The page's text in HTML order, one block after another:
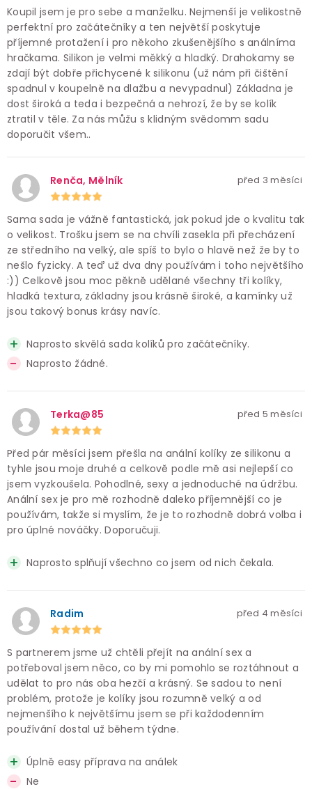
Koupil jsem je pro sebe a manželku. Nejmenší je velikostně
perfektní pro začátečníky a ten největší poskytuje
příjemné protažení i pro někoho zkušenějšího s análníma
hračkama. Silikon je velmi měkký a hladký. Drahokamy se
zdají být dobře přichycené k silikonu (už nám při čištění
spadnul v koupelně na dlažbu a nevypadnul) Základna je
dost široká a teda i bezpečná a nehrozí, že by se kolík
ztratil v těle. Za nás můžu s klidným svědomm sadu
doporučit všem..
Renča, Mělník před 3 měsíci
Sama sada je vážně fantastická, jak pokud jde o kvalitu tak
o velikost. Trošku jsem se na chvíli zasekla při přecházení
ze středního na velký, ale spíš to bylo o hlavě než že by to
nešlo fyzicky. A teď už dva dny používám i toho největšího
:)) Celkově jsou moc pěkně udělané všechny tři kolíky,
hladká textura, základny jsou krásně široké, a kamínky už
jsou takový bonus krásy navíc.
Naprosto skvělá sada kolíků pro začátečníky.
Naprosto žádné.
Terka@85 před 5 měsíci
Před pár měsíci jsem přešla na anální kolíky ze silikonu a
tyhle jsou moje druhé a celkově podle mě asi nejlepší co
jsem vyzkoušela. Pohodlné, sexy a jednoduché na údržbu.
Anální sex je pro mě rozhodně daleko příjemnější co je
používám, takže si myslím, že je to rozhodně dobrá volba i
pro úplné nováčky. Doporučuji.
Naprosto splňují všechno co jsem od nich čekala.
Radim před 4 měsíci
S partnerem jsme už chtěli přejít na anální sex a
potřeboval jsem něco, co by mi pomohlo se roztáhnout a
udělat to pro nás oba hezčí a krásný. Se sadou to není
problém, protože je kolíky jsou rozumně velký a od
nejmenšího k největšímu jsem se při každodenním
používání dostal už během týdne.
Úplně easy příprava na análek
Ne